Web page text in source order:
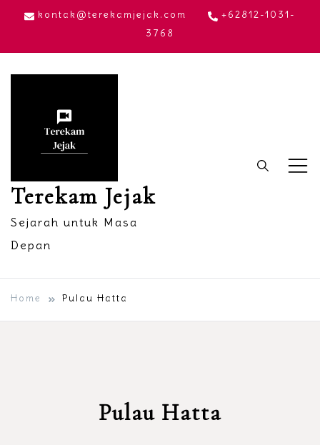
Skip
content
kontak@terekamjejak.com
+62812-1031-
3768
Terekam Jejak
Sejarah untuk Masa
Depan
Home Pulau Hatta
Pulau Hatta